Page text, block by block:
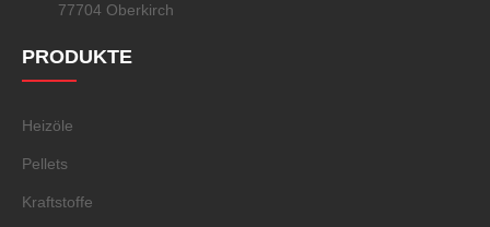
77704 Oberkirch
PRODUKTE
Heizöle
Pellets
Kraftstoffe